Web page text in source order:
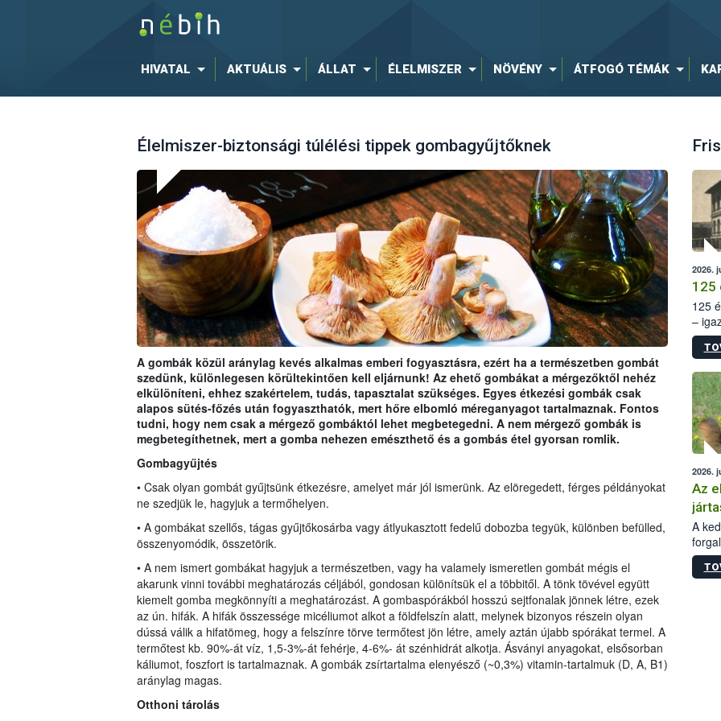
HIVATAL AKTUÁLIS ÁLLAT ÉLELMISZER NÖVÉNY ÁTFOGÓ TÉMÁK
Élelmiszer-biztonsági túlélési tippek gombagyűjtőknek
A gombák közül aránylag kevés alkalmas emberi fogyasztásra, ezért ha a természetben gombát
szedünk, különlegesen körültekintően kell eljárnunk! Az ehető gombákat a mérgezőktől nehéz
elkülöníteni, ehhez szakértelem, tudás, tapasztalat szükséges. Egyes étkezési gombák csak
alapos sütés-főzés után fogyaszthatók, mert hőre elbomló méreganyagot tartalmaznak. Fontos
tudni, hogy nem csak a mérgező gombáktól lehet megbetegedni. A nem mérgező gombák is
megbetegíthetnek, mert a gomba nehezen emészthető és a gombás étel gyorsan romlik.
Gombagyűjtés
• Csak olyan gombát gyűjtsünk étkezésre, amelyet már jól ismerünk. Az elöregedett, férges példányokat
ne szedjük le, hagyjuk a termőhelyen.
• A gombákat szellős, tágas gyűjtőkosárba vagy átlyukasztott fedelű dobozba tegyük, különben befülled,
összenyomódik, összetörik.
• A nem ismert gombákat hagyjuk a természetben, vagy ha valamely ismeretlen gombát mégis el
akarunk vinni további meghatározás céljából, gondosan különítsük el a többitől. A tönk tövével együtt
kiemelt gomba megkönnyíti a meghatározást. A gombaspórákból hosszú sejtfonalak jönnek létre, ezek
az ún. hifák. A hifák összessége micéliumot alkot a földfelszín alatt, melynek bizonyos részein olyan
dússá válik a hifatömeg, hogy a felszínre törve termőtest jön létre, amely aztán újabb spórákat termel. A
termőtest kb. 90%-át víz, 1,5-3%-át fehérje, 4-6%- át szénhidrát alkotja. Ásványi anyagokat, elsősorban
káliumot, foszfort is tartalmaznak. A gombák zsírtartalma elenyésző (~0,3%) vitamin-tartalmuk (D, A, B1)
aránylag magas.
Otthoni tárolás
2026.
125
125
–
15.
2026.
Az
A